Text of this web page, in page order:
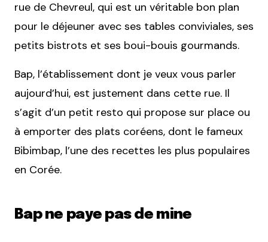
rue de Chevreul, qui est un véritable bon plan
pour le déjeuner avec ses tables conviviales, ses
petits bistrots et ses boui-bouis gourmands.
Bap, l’établissement dont je veux vous parler
aujourd’hui, est justement dans cette rue. Il
s’agit d’un petit resto qui propose sur place ou
à emporter des plats coréens, dont le fameux
Bibimbap, l’une des recettes les plus populaires
en Corée.
Bap ne paye pas de mine